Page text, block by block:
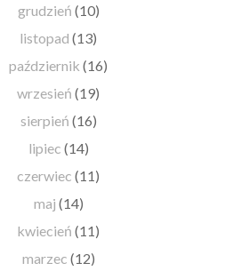
grudzień (10)
listopad(13)
październik(16)
wrzesień(19)
sierpień (16)
lipiec (14)
czerwiec(11)
maj (14)
kwiecień(11)
marzec (12)